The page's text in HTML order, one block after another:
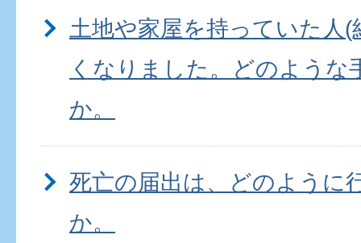
土地や家屋を持っていた人(
くなりました。どのような
か。
死亡の届出は、どのように
か。